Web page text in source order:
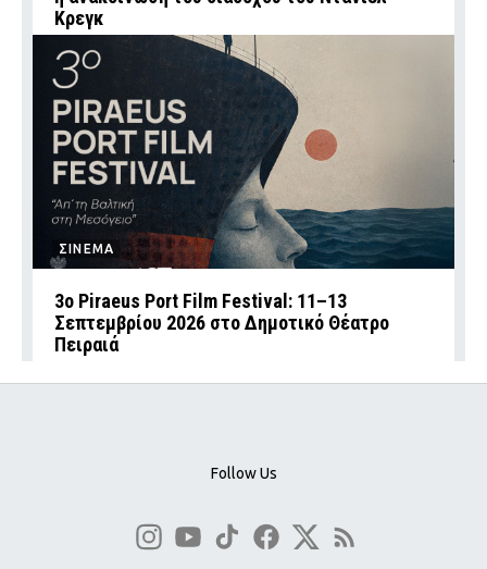
Κρεγκ
ΣΙΝΕΜΑ
3ο Piraeus Port Film Festival: 11–13
Σεπτεμβρίου 2026 στο Δημοτικό Θέατρο
Πειραιά
Follow Us